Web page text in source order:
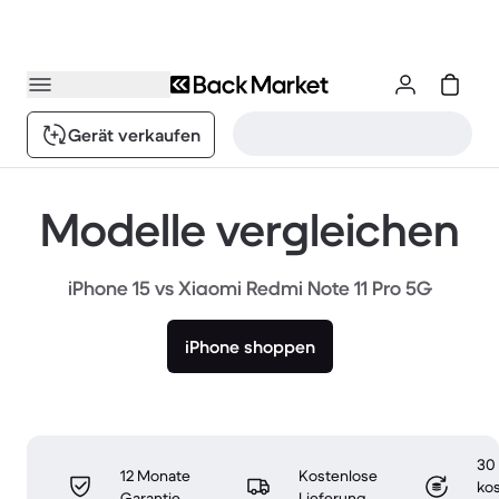
Gerät verkaufen
Modelle vergleichen
iPhone 15 vs Xiaomi Redmi Note 11 Pro 5G
iPhone shoppen
12 Monate
Kostenlose
30